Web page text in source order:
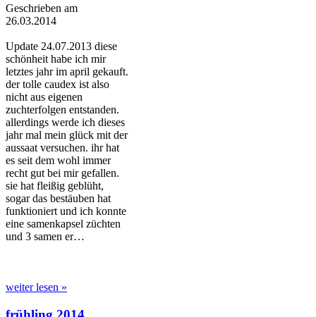
Geschrieben am
26.03.2014
Update 24.07.2013 diese
schönheit habe ich mir
letztes jahr im april gekauft.
der tolle caudex ist also
nicht aus eigenen
zuchterfolgen entstanden.
allerdings werde ich dieses
jahr mal mein glück mit der
aussaat versuchen. ihr hat
es seit dem wohl immer
recht gut bei mir gefallen.
sie hat fleißig geblüht,
sogar das bestäuben hat
funktioniert und ich konnte
eine samenkapsel züchten
und 3 samen er…
weiter lesen »